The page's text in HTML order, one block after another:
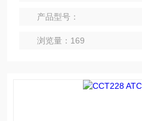
产品型号：
浏览量：169